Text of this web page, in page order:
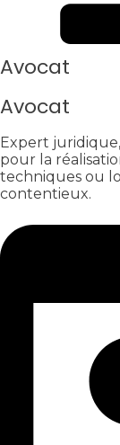
Avocat
Avocat
Expert
pour la
techniques ou
contentieux.